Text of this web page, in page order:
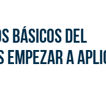
básicos del
empezar a